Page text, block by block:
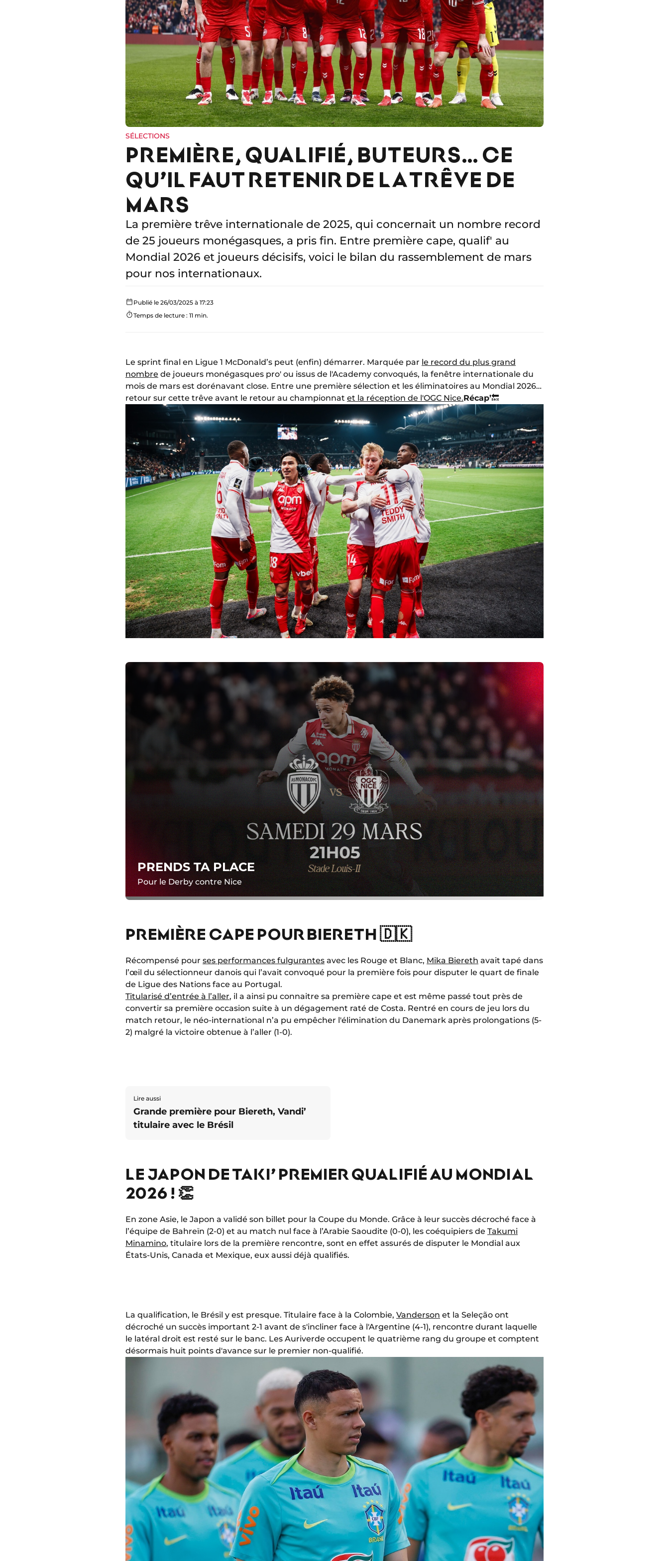
SÉLECTIONS
PREMIÈRE, QUALIFIÉ, BUTEURS… CE
QU’IL FAUT RETENIR DE LA TRÊVE DE
MARS
La première trêve internationale de 2025, qui concernait un nombre record
de 25 joueurs monégasques, a pris fin. Entre première cape, qualif' au
Mondial 2026 et joueurs décisifs, voici le bilan du rassemblement de mars
pour nos internationaux.
Publié le 26/03/2025 à 17:23
Temps de lecture : 11 min.
Le sprint final en Ligue 1 McDonald’s peut (enfin) démarrer. Marquée par le record du plus grand
nombre de joueurs monégasques pro' ou issus de l'Academy convoqués, la fenêtre internationale du
mois de mars est dorénavant close. Entre une première sélection et les éliminatoires au Mondial 2026…
retour sur cette trêve avant le retour au championnat et la réception de l'OGC Nice.Récap’🔙
PRENDS TA PLACE
Pour le Derby contre Nice
PREMIÈRE CAPE POUR BIERETH 🇩🇰
Récompensé pour ses performances fulgurantes avec les Rouge et Blanc, Mika Biereth avait tapé dans
l’œil du sélectionneur danois qui l’avait convoqué pour la première fois pour disputer le quart de finale
de Ligue des Nations face au Portugal.
Titularisé d’entrée à l’aller, il a ainsi pu connaitre sa première cape et est même passé tout près de
convertir sa première occasion suite à un dégagement raté de Costa. Rentré en cours de jeu lors du
match retour, le néo-international n’a pu empêcher l'élimination du Danemark après prolongations (5-
2) malgré la victoire obtenue à l’aller (1-0).
Lire aussi
Grande première pour Biereth, Vandi’
titulaire avec le Brésil
LE JAPON DE TAKI’ PREMIER QUALIFIÉ AU MONDIAL
2026 ! 👏
En zone Asie, le Japon a validé son billet pour la Coupe du Monde. Grâce à leur succès décroché face à
l’équipe de Bahreïn (2-0) et au match nul face à l’Arabie Saoudite (0-0), les coéquipiers de Takumi
Minamino, titulaire lors de la première rencontre, sont en effet assurés de disputer le Mondial aux
États-Unis, Canada et Mexique, eux aussi déjà qualifiés.
La qualification, le Brésil y est presque. Titulaire face à la Colombie, Vanderson et la Seleção ont
décroché un succès important 2-1 avant de s'incliner face à l'Argentine (4-1), rencontre durant laquelle
le latéral droit est resté sur le banc. Les Auriverde occupent le quatrième rang du groupe et comptent
désormais huit points d'avance sur le premier non-qualifié.